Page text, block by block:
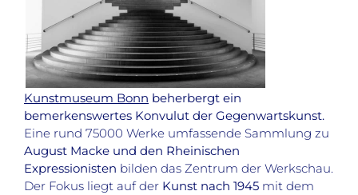
Kunstmuseum Bonn beherbergt ein
bemerkenswertes Konvulut der Gegenwartskunst.
Eine rund 75000 Werke umfassende Sammlung zu
August Macke und den Rheinischen
Expressionisten bilden das Zentrum der Werkschau.
Der Fokus liegt auf der Kunst nach 1945 mit dem